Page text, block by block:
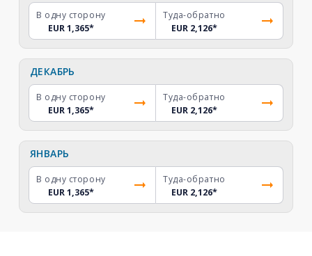
В одну сторону
EUR 1,365*
Туда-обратно
EUR 2,126*
ДЕКАБРЬ
В одну сторону
EUR 1,365*
Туда-обратно
EUR 2,126*
ЯНВАРЬ
В одну сторону
EUR 1,365*
Туда-обратно
EUR 2,126*